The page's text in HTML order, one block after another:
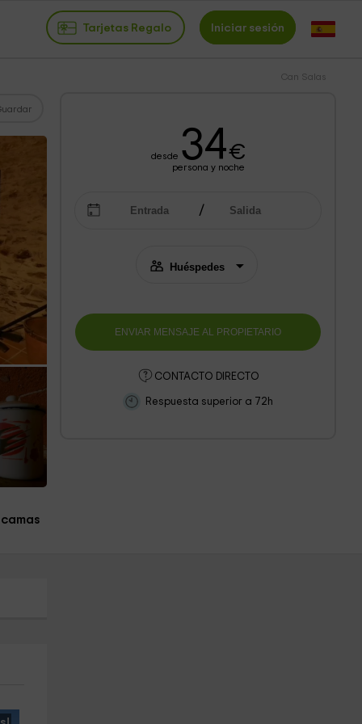
Tarjetas Regalo Iniciar sesión
Can Salas
desde 34€
persona y noche
CONTACTO DIRECTO
Respuesta superior a 72h